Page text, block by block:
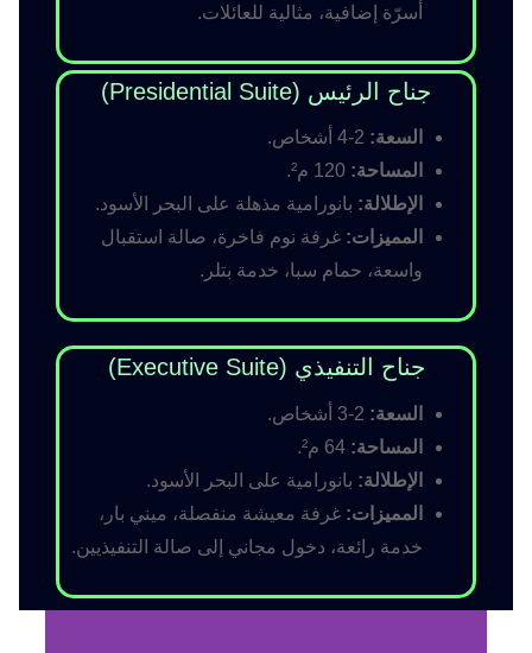
أسرّة إضافية، مثالية للعائلات.
جناح الرئيس (Presidential Suite)
السعة:
المساحة:
الإطلالة: بانورامية مذهلة على البحر الأسود.
المميزات: غرفة نوم فاخرة، صالة استقبال
واسعة، حمام سبا، خدمة بتلر.
جناح التنفيذي (Executive Suite)
السعة:
المساحة:
الإطلالة: بانورامية على البحر الأسود.
المميزات: غرفة معيشة منفصلة، ميني بار،
خدمة رائعة، دخول مجاني إلى صالة التنفيذيين.